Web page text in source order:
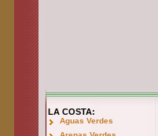
LA COSTA:
Aguas Verdes